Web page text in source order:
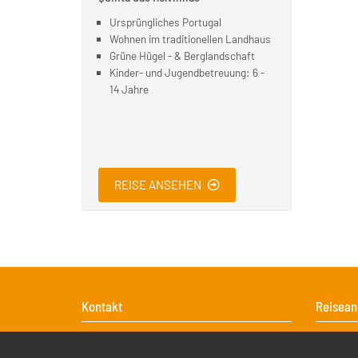
Ursprüngliches Portugal
Wohnen im traditionellen Landhaus
Grüne Hügel - & Berglandschaft
Kinder- und Jugendbetreuung: 6 -
14 Jahre
REISE ANSEHEN
Kontakt